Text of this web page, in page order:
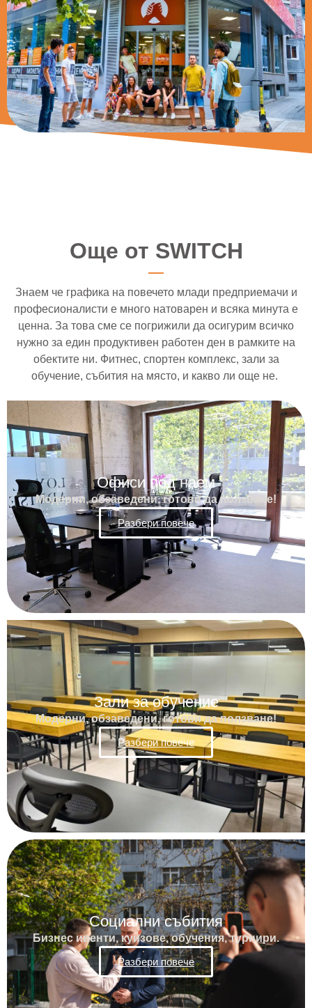
Още от SWITCH
Знаем че графика на повечето млади предприемачи и
професионалисти е много натоварен и всяка минута е
ценна. За това сме се погрижили да осигурим всичко
нужно за един продуктивен работен ден в рамките на
обектите ни. Фитнес, спортен комплекс, зали за
обучение, събития на място, и какво ли още не.
Офиси под наем
Модерни, обзаведени, готови да ползване!
Разбери повече
Зали за обучение
Модерни, обзаведени, готови да ползване!
Разбери повече
Социални събития
Бизнес ивенти, куизове, обучения, турнири.
Разбери повече